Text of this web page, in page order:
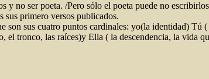
no ser poeta. /Pero sólo el poeta puede no
sus primero versos publicados.
sus cuatro puntos cardinales: yo(la identidad) Tú
tronco, las raíces)y Ella ( la descendencia, la vida